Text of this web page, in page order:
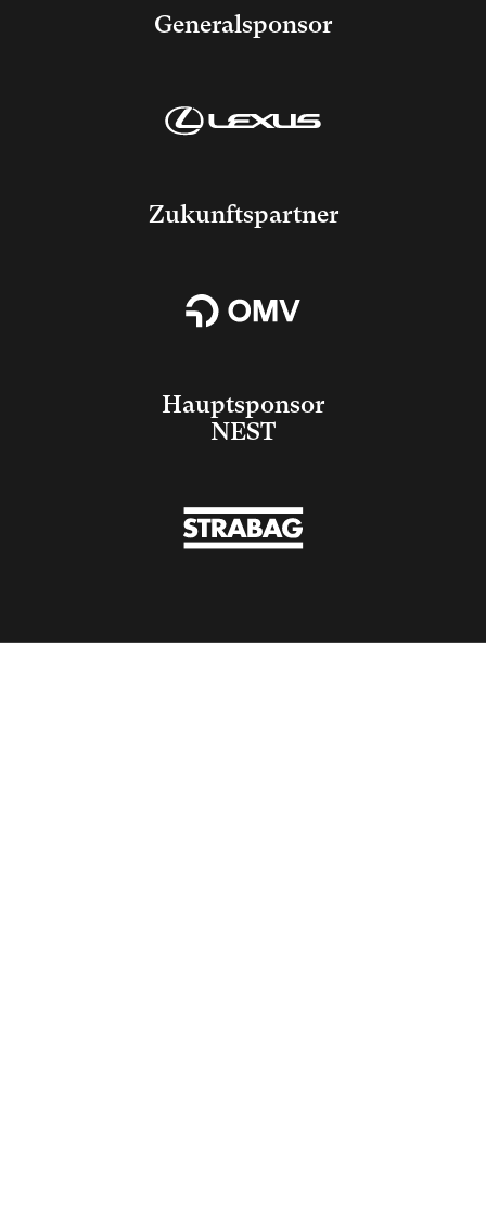
Generalsponsor
Zukunftspartner
Hauptsponsor
NEST